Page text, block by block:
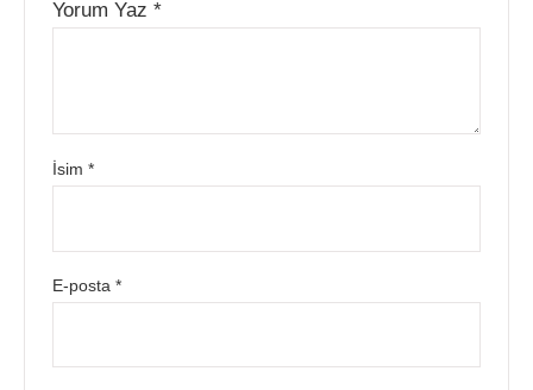
Yorum Yaz*
İsim*
E-posta*